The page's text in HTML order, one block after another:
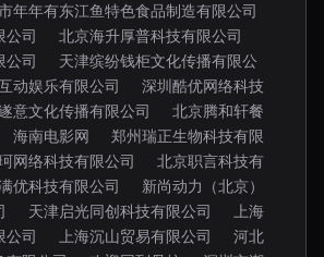
年年有东江鱼特色食品制造有限公司
公司
北京海升厚普科技有限公司
公司
天津缤纷钱柜文化传播有限公
动娱乐有限公司
深圳酷优网络科技
意文化传播有限公司
北京腾和轩餐
海南电影网
郑州瑞正生物科技有限
网络科技有限公司
北京职言科技有
优科技有限公司
新尚动力（北京）
天津启光同创科技有限公司
上海
公司
上海沉山贸易有限公司
河北